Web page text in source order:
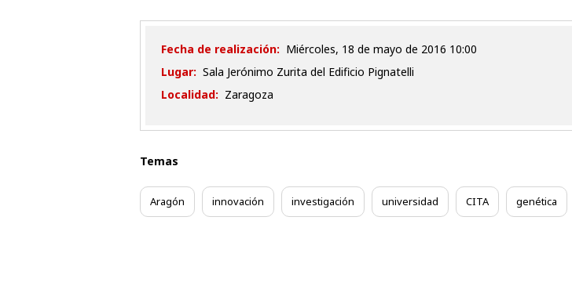
Fecha de realización:
miércoles, 18 de mayo de 2016 10:00
Lugar: Sala Jerónimo Zurita del Edificio Pignatelli
Localidad: Zaragoza
Temas
Aragón innovación investigación universidad CITA genética